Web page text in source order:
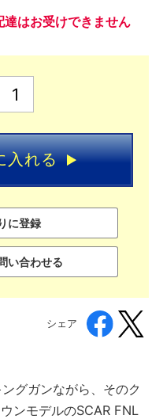
はお受けできません
入れる
に登録
い合わせる
シェア
グガンながら、そのク
ンモデルのSCAR FNL